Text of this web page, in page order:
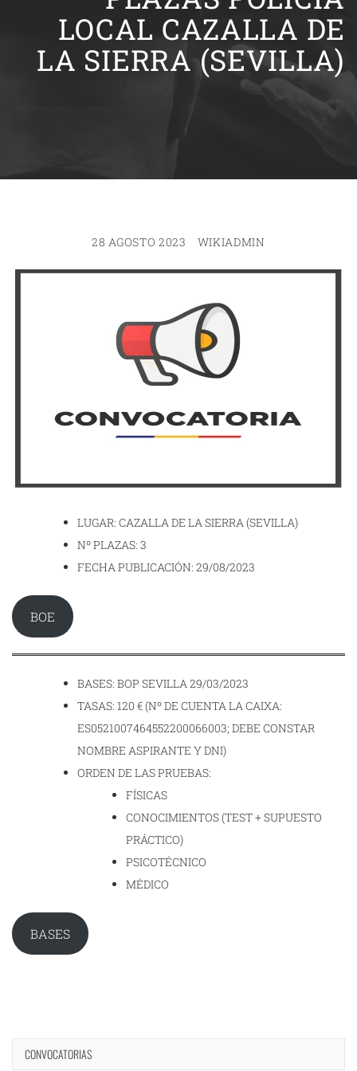
LOCAL CAZALLA DE
LA SIERRA (SEVILLA)
28 AGOSTO 2023 WIKIADMIN
LUGAR: CAZALLA DE LA SIERRA (SEVILLA)
Nº PLAZAS: 3
FECHA PUBLICACIÓN: 29/08/2023
BOE
BASES: BOP SEVILLA 29/03/2023
TASAS: 120 € (Nº DE CUENTA LA CAIXA:
ES0521007464552200066003; DEBE CONSTAR
NOMBRE ASPIRANTE Y DNI)
ORDEN DE LAS PRUEBAS:
FÍSICAS
CONOCIMIENTOS (TEST + SUPUESTO
PRÁCTICO)
PSICOTÉCNICO
MÉDICO
BASES
CONVOCATORIAS